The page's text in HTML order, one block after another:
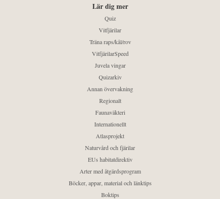
Lär dig mer
Quiz
Vitfjärilar
Träna raps/kål/rov
VitfjärilarSpeed
Juvela vingar
Quizarkiv
Annan övervakning
Regionalt
Faunaväkteri
Internationellt
Atlasprojekt
Naturvård och fjärilar
EUs habitatdirektiv
Arter med åtgärdsprogram
Böcker, appar, material och länktips
Boktips